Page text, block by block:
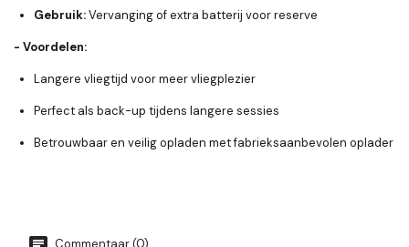
Gebruik:Vervanging of extra batterij voor reserve
- Voordelen:
Langere vliegtijd voor meer vliegplezier
Perfect als back-up tijdens langere sessies
Betrouwbaar en veilig opladen met fabrieksaanbevolen oplader